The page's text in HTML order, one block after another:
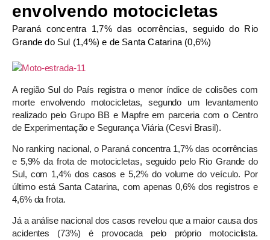
envolvendo motocicletas
Paraná concentra 1,7% das ocorrências, seguido do Rio
Grande do Sul (1,4%) e de Santa Catarina (0,6%)
A região Sul do País registra o menor índice de colisões com
morte envolvendo motocicletas, segundo um levantamento
realizado pelo Grupo BB e Mapfre em parceria com o Centro
de Experimentação e Segurança Viária (Cesvi Brasil).
No ranking nacional, o Paraná concentra 1,7% das ocorrências
e 5,9% da frota de motocicletas, seguido pelo Rio Grande do
Sul, com 1,4% dos casos e 5,2% do volume do veículo. Por
último está Santa Catarina, com apenas 0,6% dos registros e
4,6% da frota.
Já a análise nacional dos casos revelou que a maior causa dos
acidentes (73%) é provocada pelo próprio motociclista.